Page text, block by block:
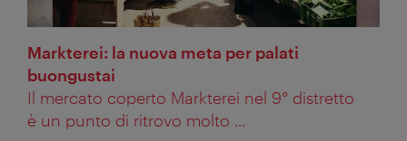
Markterei: la nuova meta per palati
buongustai
Il mercato coperto Markterei nel 9° distretto
è un punto di ritrovo molto ...